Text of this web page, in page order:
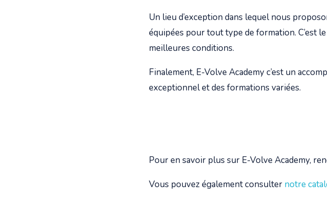
Un lieu d’exception dans lequel nous
équipées pour tout type de formation. C’est
meilleures conditions.
Finalement, E-Volve Academy c’est un
exceptionnel et des formations variées.
Pour en savoir plus sur E-Volve Academy,
Vous pouvez également consulter notre